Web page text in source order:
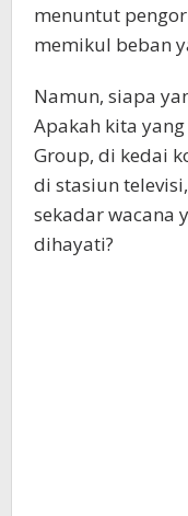
menuntut
memikul beban
Namun, siapa
Apakah kita
Group, di kedai
di stasiun
sekadar wacana
dihayati?